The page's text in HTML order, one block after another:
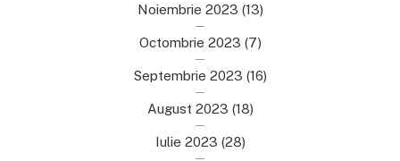
Noiembrie 2023 (13)
Octombrie 2023 (7)
Septembrie 2023 (16)
August 2023 (18)
Iulie 2023 (28)